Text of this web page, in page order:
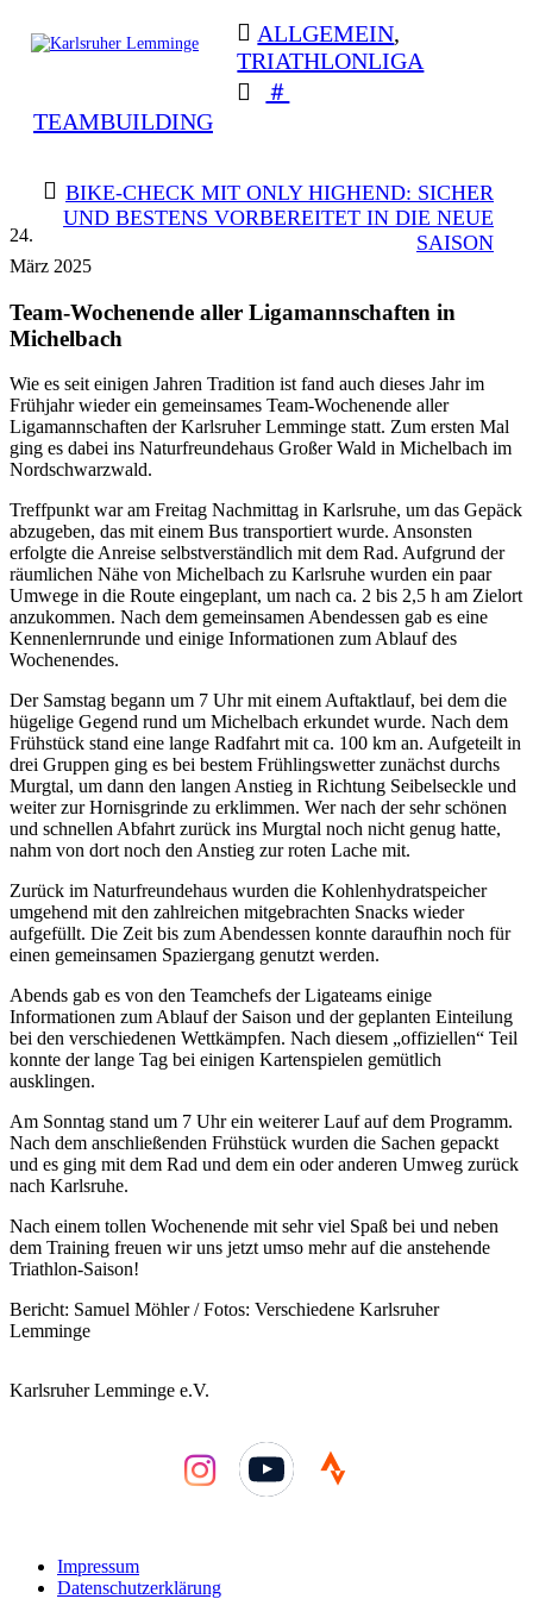
Triathlon Radsport Skilanglauf
ALLGEMEIN,
TRIATHLONLIGA
TEAMBUILDING
BEITRAGSNAVIGATION
BIKE-CHECK MIT ONLY HIGHEND: SICHER
UND BESTENS VORBEREITET IN DIE NEUE
SAISON
24.
März 2025
Team-Wochenende aller Ligamannschaften in
Michelbach
Wie es seit einigen Jahren Tradition ist fand auch dieses Jahr im
Frühjahr wieder ein gemeinsames Team-Wochenende aller
Ligamannschaften der Karlsruher Lemminge statt. Zum ersten Mal
ging es dabei ins Naturfreundehaus Großer Wald in Michelbach im
Nordschwarzwald.
Treffpunkt war am Freitag Nachmittag in Karlsruhe, um das Gepäck
abzugeben, das mit einem Bus transportiert wurde. Ansonsten
erfolgte die Anreise selbstverständlich mit dem Rad. Aufgrund der
räumlichen Nähe von Michelbach zu Karlsruhe wurden ein paar
Umwege in die Route eingeplant, um nach ca. 2 bis 2,5 h am Zielort
anzukommen. Nach dem gemeinsamen Abendessen gab es eine
Kennenlernrunde und einige Informationen zum Ablauf des
Wochenendes.
Der Samstag begann um 7 Uhr mit einem Auftaktlauf, bei dem die
hügelige Gegend rund um Michelbach erkundet wurde. Nach dem
Frühstück stand eine lange Radfahrt mit ca. 100 km an. Aufgeteilt in
drei Gruppen ging es bei bestem Frühlingswetter zunächst durchs
Murgtal, um dann den langen Anstieg in Richtung Seibelseckle und
weiter zur Hornisgrinde zu erklimmen. Wer nach der sehr schönen
und schnellen Abfahrt zurück ins Murgtal noch nicht genug hatte,
nahm von dort noch den Anstieg zur roten Lache mit.
Zurück im Naturfreundehaus wurden die Kohlenhydratspeicher
umgehend mit den zahlreichen mitgebrachten Snacks wieder
aufgefüllt. Die Zeit bis zum Abendessen konnte daraufhin noch für
einen gemeinsamen Spaziergang genutzt werden.
Abends gab es von den Teamchefs der Ligateams einige
Informationen zum Ablauf der Saison und der geplanten Einteilung
bei den verschiedenen Wettkämpfen. Nach diesem „offiziellen“ Teil
konnte der lange Tag bei einigen Kartenspielen gemütlich
ausklingen.
Am Sonntag stand um 7 Uhr ein weiterer Lauf auf dem Programm.
Nach dem anschließenden Frühstück wurden die Sachen gepackt
und es ging mit dem Rad und dem ein oder anderen Umweg zurück
nach Karlsruhe.
Nach einem tollen Wochenende mit sehr viel Spaß bei und neben
dem Training freuen wir uns jetzt umso mehr auf die anstehende
Triathlon-Saison!
Bericht: Samuel Möhler / Fotos: Verschiedene Karlsruher
Lemminge
Karlsruher Lemminge e.V.
YouTube
Impressum
Datenschutzerklärung